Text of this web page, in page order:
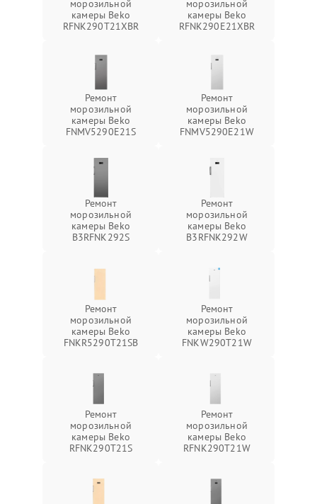
морозильной
камеры Beko
RFNK290T21XBR
морозильной
камеры Beko
RFNK290E21XBR
Ремонт
морозильной
камеры Beko
FNMV5290E21S
Ремонт
морозильной
камеры Beko
FNMV5290E21W
Ремонт
морозильной
камеры Beko
B3RFNK292S
Ремонт
морозильной
камеры Beko
B3RFNK292W
Ремонт
морозильной
камеры Beko
FNKR5290T21SB
Ремонт
морозильной
камеры Beko
FNKW290T21W
Ремонт
морозильной
камеры Beko
RFNK290T21S
Ремонт
морозильной
камеры Beko
RFNK290T21W